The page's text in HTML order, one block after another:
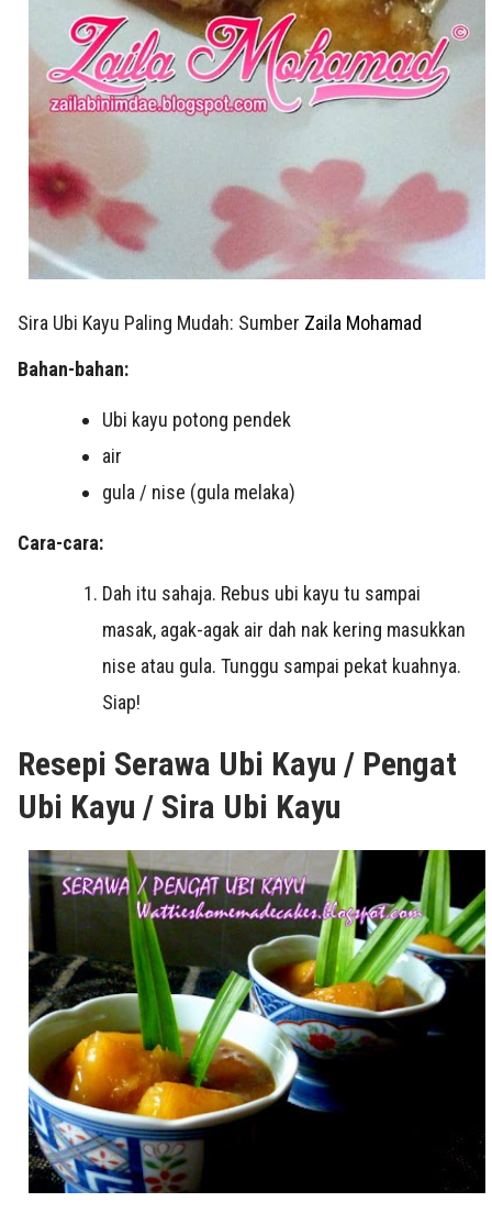
Sira Ubi Kayu Paling Mudah: Sumber Zaila Mohamad
Bahan-bahan:
Ubi kayu potong pendek
air
gula / nise (gula melaka)
Cara-cara:
Dah itu sahaja. Rebus ubi kayu tu sampai
masak, agak-agak air dah nak kering masukkan
nise atau gula. Tunggu sampai pekat kuahnya.
Siap!
Resepi Serawa Ubi Kayu / Pengat
Ubi Kayu / Sira Ubi Kayu